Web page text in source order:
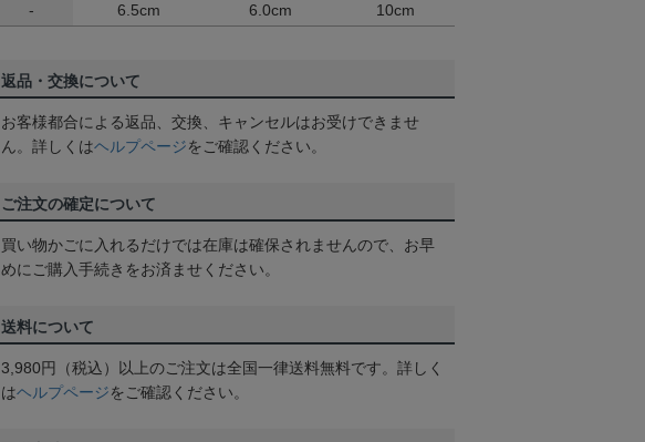
-
6.5cm 6.0cm 10cm
返品・交換について
お客様都合による返品、交換、キャンセルはお受けできませ
ん。詳しくはヘルプページをご確認ください。
ご注文の確定について
買い物かごに入れるだけでは在庫は確保されませんので、お早
めにご購入手続きをお済ませください。
送料について
3,980円（税込）以上のご注文は全国一律送料無料です。詳しく
はヘルプページをご確認ください。